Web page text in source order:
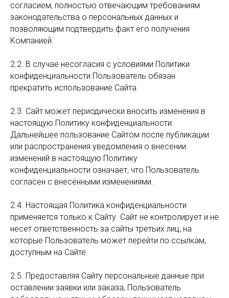
согласием, полностью отвечающим требованиям
законодательства о персональных данных и
позволяющим подтвердить факт его получения
Компанией.
2.2. В случае несогласия с условиями Политики
конфиденциальности Пользователь обязан
прекратить использование Сайта.
2.3. Сайт может периодически вносить изменения в
настоящую Политику конфиденциальности.
Дальнейшее пользование Сайтом после публикации
или распространения уведомления о внесении
изменений в настоящую Политику
конфиденциальности означает, что Пользователь
согласен с внесёнными изменениями.
2.4. Настоящая Политика конфиденциальности
применяется только к Сайту. Сайт не контролирует и не
несет ответственность за сайты третьих лиц, на
которые Пользователь может перейти по ссылкам,
доступным на Сайте.
2.5. Предоставляя Сайту персональные данные при
оставлении заявки или заказа, Пользователь